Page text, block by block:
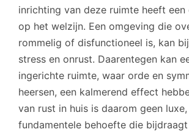
inrichting van deze ruimte heeft
op het welzijn. Een omgeving die
rommelig of disfunctioneel is, kan
stress en onrust. Daarentegen kan
ingerichte ruimte, waar orde en
heersen, een kalmerend effect
van rust in huis is daarom geen
fundamentele behoefte die